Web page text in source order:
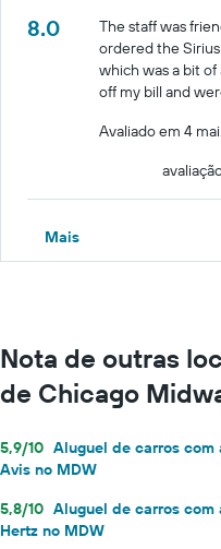
8.0
The staff was
ordered the
which was a bit
off my bill and
Avaliado em 4
Mais
Nota de outras
de Chicago
5,9/10 Aluguel de carros com
Avis no MDW
5,8/10 Aluguel de carros com
Hertz no MDW